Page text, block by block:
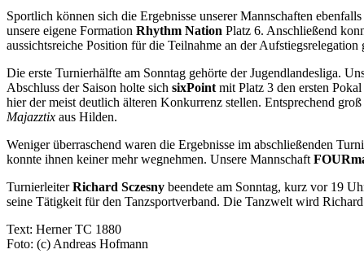
Sportlich können sich die Ergebnisse unserer Mannschaften
unsere eigene Formation Rhythm Nation Platz 6. Anschließend
aussichtsreiche Position für die Teilnahme an der
Die erste Turnierhälfte am Sonntag gehörte der Jugendlandesliga.
Abschluss der Saison holte sich sixPoint mit Platz 3 den ersten
hier der meist deutlich älteren Konkurrenz stellen. Entsprechend
Majazztix aus Hilden.
Weniger überraschend waren die Ergebnisse im abschließenden
konnte ihnen keiner mehr wegnehmen. Unsere Mannschaft
TurnierleiterRichard Sczesny beendete am Sonntag, kurz vor 19
seine Tätigkeit für den Tanzsportverband. Die Tanzwelt wird Richard
Text: Herner TC 1880
Foto: (c) Andreas Hofmann